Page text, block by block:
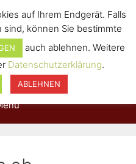
auf Ihrem Endgerät. Falls
sind, können Sie bestimmte
auch ablehnen. Weitere
Datenschutzerklärung.
ABLEHNEN